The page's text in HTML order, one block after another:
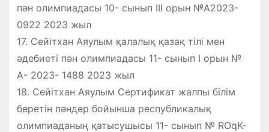
пән олимпиадасы 10- сынып ІІІ орын №А2023-
0922 2023 жыл
17. Сейітхан Аяулым қалалық қазақ тілі мен
әдебиеті пән олимпиадасы 11- сынып І орын №
А- 2023- 1488 2023 жыл
18. Сейітхан Аяулым Сертификат жалпы білім
беретін пәндер бойынша республикалық
олимпиаданың қатысушысы 11- сынып № ROqK-